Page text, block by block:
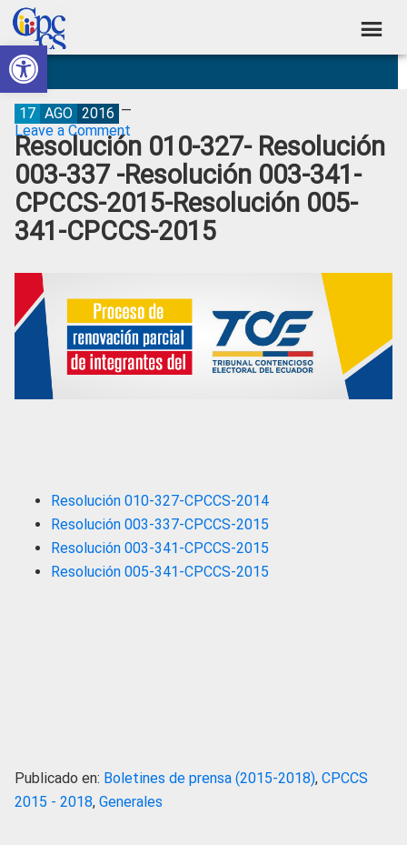
Abrir barra de herramientas
Skip
to
primary
navigation
Skip
to
main
content
Skip
to
primary
sidebar
Skip
to
footer
Consejo
de
Participación
Ciudadana
Control
Social
Construyendo
Poder
Ciudadano
Resolución 010-327- Resolución
003-337 -Resolución 003-341-
CPCCS-2015-Resolución 005-
341-CPCCS-2015
17 AGO 2016
Leave a Comment
Resolución 010-327-CPCCS-2014
Resolución 003-337-CPCCS-2015
Resolución 003-341-CPCCS-2015
Resolución 005-341-CPCCS-2015
Publicado en: Boletines de prensa (2015-2018), CPCCS
2015 - 2018, Generales